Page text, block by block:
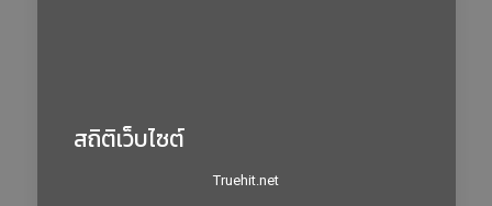
สถิติเว็บไซต์
Truehit.net